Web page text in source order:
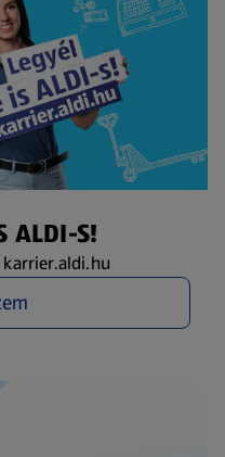
ALDI-S!
karrier.aldi.hu